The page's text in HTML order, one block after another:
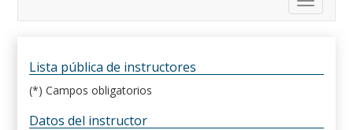
Lista pública de instructores
(*) Campos obligatorios
Datos del instructor